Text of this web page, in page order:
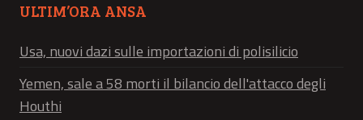
ULTIM’ORA ANSA
Usa, nuovi dazi sulle importazioni di polisilicio
Yemen, sale a 58 morti il bilancio dell'attacco degli
Houthi